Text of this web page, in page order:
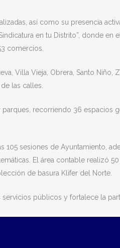
así como su presencia
en tu Distrito”, donde
comercios.
Villa Vieja, Obrera, Santo
las calles.
recorriendo 36 espacios
105 sesiones de Ayuntamiento,
El área contable realizó
de basura Klifer del Norte.
públicos y fortalece la